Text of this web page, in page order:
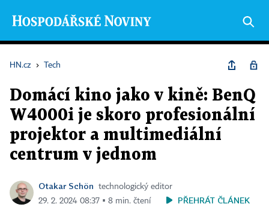
HN.cz › Tech
Domácí kino jako v kině: BenQ
W4000i je skoro profesionální
projektor a multimediální
centrum v jednom
Otakar Schön
technologický editor
29. 2. 2024 08:37 ▪ 8 min. čtení
PŘEHRÁT ČLÁNEK